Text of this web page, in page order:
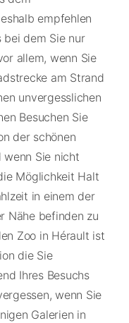
empfehlen
bei dem Sie nur
allem, wenn Sie
am Strand
unvergesslichen
Besuchen Sie
der schönen
wenn Sie nicht
Möglichkeit Halt
in einem der
Nähe befinden zu
Zoo in Hérault ist
die Sie
Ihres Besuchs
wenn Sie
Galerien in